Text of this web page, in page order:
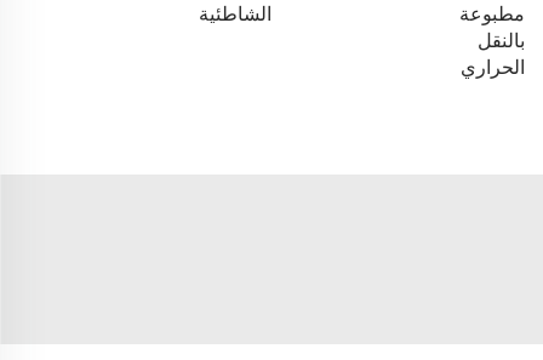
مطبوعة
بالنقل
الحراري
الشاطئية